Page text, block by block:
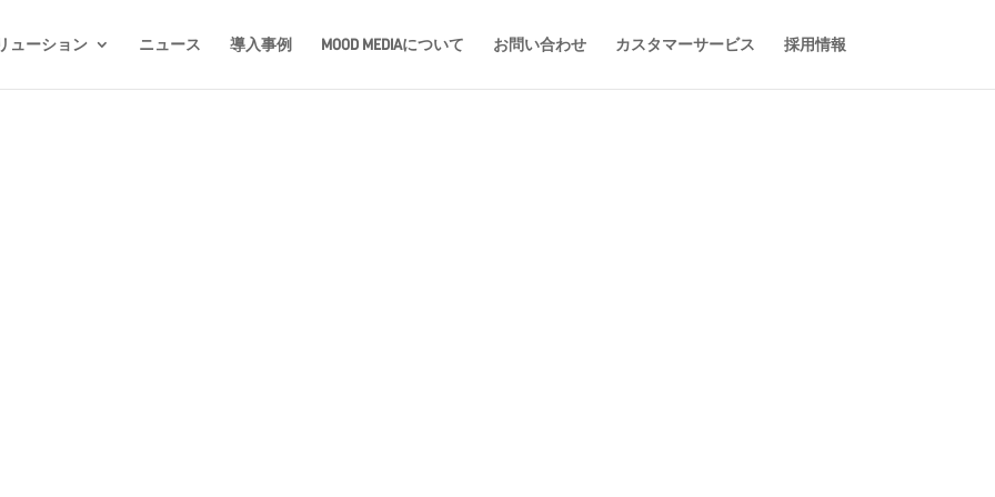
ューション ニュース 導入事例 MOOD MEDIAについて お問い合わせ カスタマーサービス 採用情報